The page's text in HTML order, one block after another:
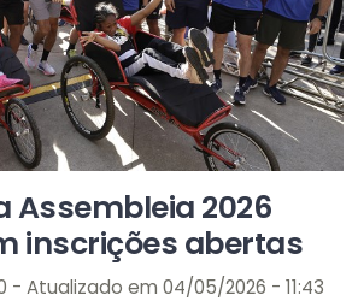
Assembleia 2026
inscrições abertas
- Atualizado em 04/05/2026 - 11:43